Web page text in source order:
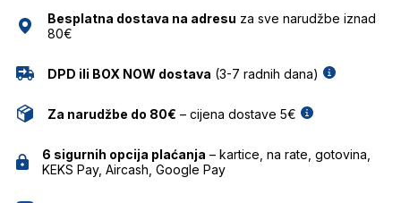
Besplatna dostava na adresu za sve narudžbe iznad
80€
DPD ili BOX NOW dostava (3-7 radnih dana)
Za narudžbe do 80€ – cijena dostave 5€
6 sigurnih opcija plaćanja – kartice, na rate, gotovina,
KEKS Pay, Aircash, Google Pay